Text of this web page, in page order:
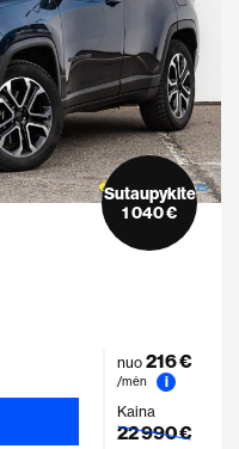
Sutaupykite
1 040 €
nuo 216 €
/mėn
i
Kaina
22 990 €